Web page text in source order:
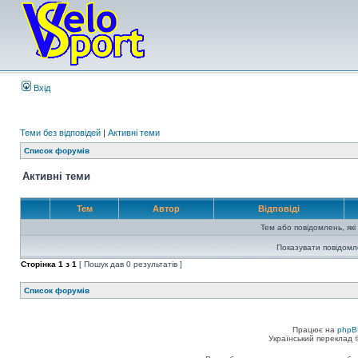
Вхід
Теми без відповідей | Активні теми
Список форумів
Активні теми
Тем Автор Відповіді
Тем або повідомлень,
Показувати
Сторінка 1 з 1 [ Пошук дав 0 результатів ]
Список форумів
Працює на
Український